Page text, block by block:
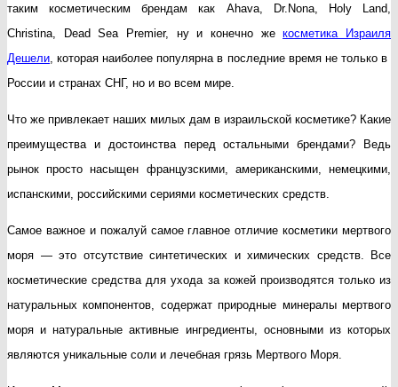
таким косметическим брендам как Ahava, Dr.Nona, Holy Land,
Christina, Dead Sea Premier, ну и конечно жекосметика Израиля
Дешели , которая наиболее популярна в последние время не только в
России и странах СНГ, но и во всем мире.
Что же привлекает наших милых дам в израильской косметике? Какие
преимущества и достоинства перед остальными брендами? Ведь
рынок просто насыщен французскими, американскими, немецкими,
испанскими, российскими сериями косметических средств.
Самое важное и пожалуй самое главное отличие косметики мертвого
моря — это отсутствие синтетических и химических средств. Все
косметические средства для ухода за кожей производятся только из
натуральных компонентов, содержат природные минералы мертвого
моря и натуральные активные ингредиенты, основными из которых
являются уникальные соли и лечебная грязь Мертвого Моря.